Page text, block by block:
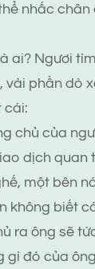
nhấc
ai? Ngươi
vài phần dò
cái:
chủ của
dịch quan
một bên
không biết
ra ông sẽ
đó của